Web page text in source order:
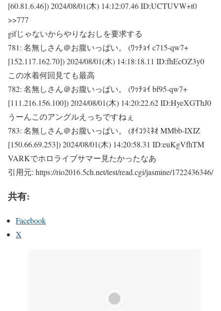
[60.81.6.46])2024/08/01(木) 14:12:07.46 ID:UCTUVW+t0
>>777
gifじゃないからやりなおしを要求する
781: 名無しさん＠お腹いっぱい。 (ﾜｯﾁｮｲ c715-qw7+
[152.117.162.70])2024/08/01(木) 14:18:18.11 ID:fhEcOZ3y0
この水着何回見ても最高
782: 名無しさん＠お腹いっぱい。 (ﾜｯﾁｮｲ bf95-qw7+
[111.216.156.100])2024/08/01(木) 14:20:22.62 ID:HyeXGThJ0
うーんこのアングルえっちですねぇ
783: 名無しさん＠お腹いっぱい。 (ｵｲｺﾗﾐﾈｵ MMbb-IXIZ
[150.66.69.253])2024/08/01(木) 14:20:58.31 ID:euKgVfhTM
VARKでホロライブサマー見たかったなあ
引用元: https://rio2016.5ch.net/test/read.cgi/jasmine/1722436346/
共有:
Facebook
X